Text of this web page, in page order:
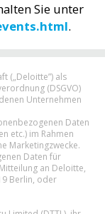
Sie unter
.
(„Deloitte”) als
(DSGVO)
Unternehmen
Daten
etc.) im Rahmen
Marketingzwecke.
Daten für
an Deloitte,
Berlin, oder